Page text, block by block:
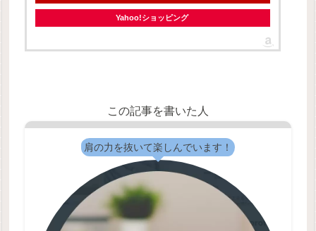
Yahoo!ショッピング
この記事を書いた人
肩の力を抜いて楽しんでいます！